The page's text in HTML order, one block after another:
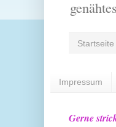
Startseite
Impressum
Gerne